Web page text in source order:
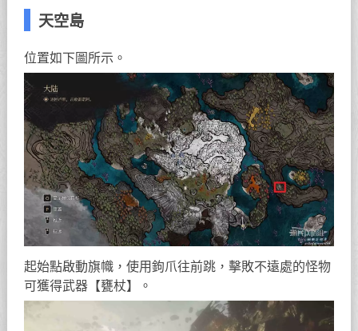
天空島
位置如下圖所示。
起始點啟動旗幟，使用鉤爪往前跳，擊敗不遠處的怪物
可獲得武器【甕杖】。